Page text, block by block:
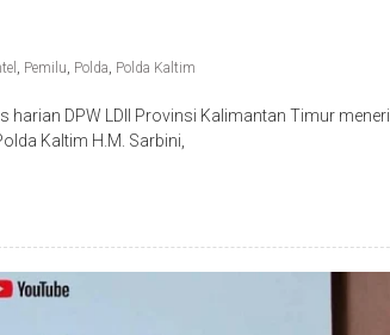
, Pemilu, Polda, Polda Kaltim
harian DPW LDII Provinsi Kalimantan Timur
Kaltim H.M. Sarbini,